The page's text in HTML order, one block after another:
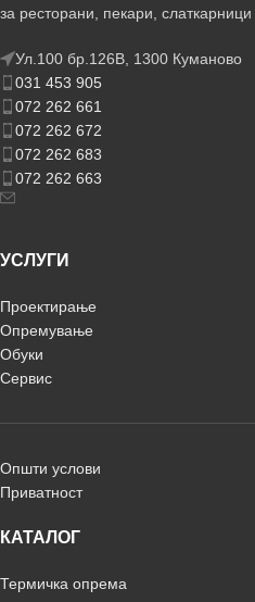
за ресторани, пекари,
Ул.100 бр.126В, 1300 Куманово
031 453 905
072 262 661
072 262 672
072 262 683
072 262 663
УСЛУГИ
Проектирање
Опремување
Обуки
Сервис
Општи услови
Приватност
КАТАЛОГ
Термичка опрема